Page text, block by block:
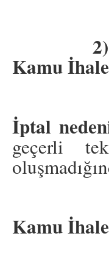
2) 26/2/
Kamu
İptal
geçerli
Kamu